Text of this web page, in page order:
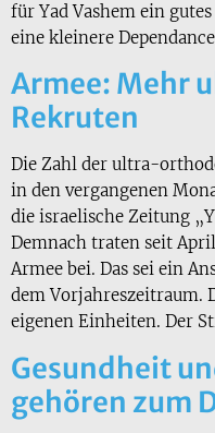
für Yad Vashem ein
eine kleinere
Armee: Mehr
Rekruten
Die Zahl der ultra-
in den vergangenen
die israelische Zeitung
Demnach traten seit
Armee bei. Das sei ein
dem Vorjahreszeitraum.
eigenen Einheiten. Der
Gesundheit
gehören zum